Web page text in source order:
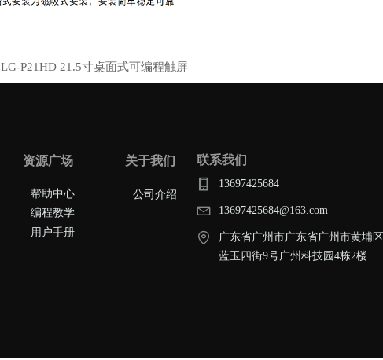
LG-P21HD 21.5寸桌面式可编程触屏
帮助中心
编程教学
用户手册
资源广场
公司介绍
关于我们 联系我们
13697425684
13697425684@163.com
广东省广州市广东省广州市黄埔区
蓝玉四街9号广州科技园4栋2楼